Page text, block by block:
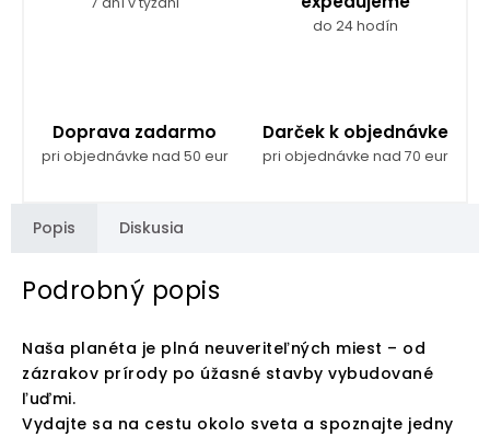
do 24 hodín
Doprava zadarmo
pri objednávke nad 50 eur
Darček k objednávke
pri objednávke nad 70 eur
Popis Diskusia
Podrobný popis
Naša planéta je plná neuveriteľných miest – od
zázrakov prírody po úžasné stavby vybudované
ľuďmi.
Vydajte sa na cestu okolo sveta a spoznajte jedny